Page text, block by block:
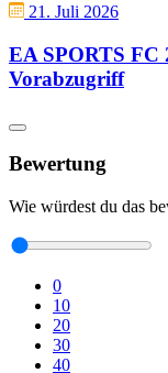
21. Juli 2026
EA SPORTS FC
Vorabzugriff
Bewertung
Wie würdest du das
0
10
20
30
40